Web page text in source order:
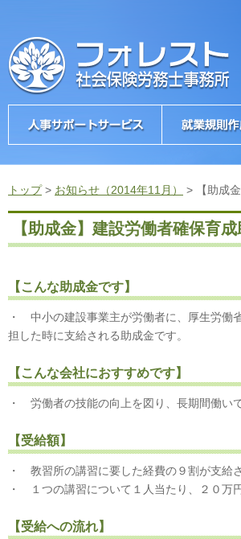
トップ> お知らせ（2014年11月） > 【助成
【助成金】建設労働者確保育
【こんな助成金です】
・ 中小の建設事業主が労働者に、厚生労働
担した時に支給される助成金です。
【こんな会社におすすめです】
・ 労働者の技能の向上を図り、長期間働い
【受給額】
・ 教習所の講習に要した経費の９割が支給
・ １つの講習について１人当たり、２０万
【受給への流れ】